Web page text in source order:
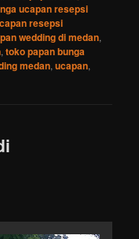
ucapan resepsi
resepsi
wedding di medan,
,toko papan bunga
medan,ucapan,